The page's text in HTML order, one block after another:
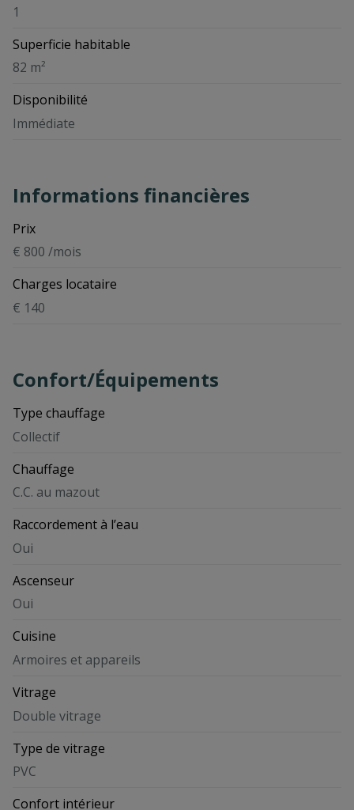
1
Superficie habitable
82 m²
Disponibilité
Immédiate
Informations financières
Prix
€ 800 /mois
Charges locataire
€ 140
Confort/Équipements
Type chauffage
Collectif
Chauffage
C.C. au mazout
Raccordement à l’eau
Oui
Ascenseur
Oui
Cuisine
Armoires et appareils
Vitrage
Double vitrage
Type de vitrage
PVC
Confort intérieur